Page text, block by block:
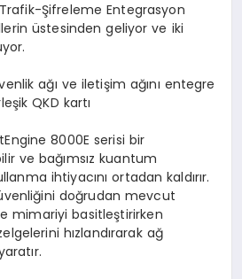
Trafik-Şifreleme Entegrasyon
üstesinden geliyor ve iki
ağı ve iletişim ağını entegre
QKD kartı
8000E serisi bir
ve bağımsız kuantum
ihtiyacını ortadan kaldırır.
doğrudan mevcut
mimariyi basitleştirirken
hızlandırarak ağ